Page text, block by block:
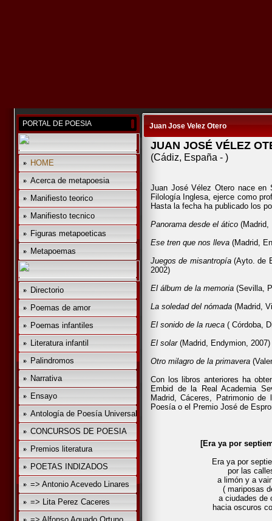
PORTAL DE POESIA
HOME
Acerca de metapoesia
Manifiesto teorico
Manifiesto tecnico
Figuras metapoeticas
Metapoemas
Directorio
Poemas de amor
Poemas infantiles
Literatura infantil
Palindromos
Narrativa
Ensayo
Antología de Poesía Universal
CONCURSOS DE POESIA
Premios literatura
POETAS INDIZADOS
=> Antonio Acevedo Linares
=> Lita Perez Caceres
Juan Jose Velez Otero
JUAN JOSÉ VÉLEZ
(Cádiz, España - )
Juan José Vélez Otero nace en
Filología Inglesa, ejerce como
Hasta la fecha ha publicado los
Panorama desde el ático (Madrid,
Ese tren que nos lleva (Madrid,
Juegos de misantropía(Ayto. de
2002)
El álbum de la memoria (Sevilla,
La soledad del nómada (Madrid,
El sonido de la rueca ( Córdoba,
El solar(Madrid, Endymion, 2007)
Otro milagro de la primavera
Con los libros anteriores ha
Embid de la Real Academia
Madrid, Cáceres, Patrimonio
Poesía o el Premio José de
[Era ya por
Era ya por
por las
a limón y a
( mariposas
a ciudades de
hacia oscuros